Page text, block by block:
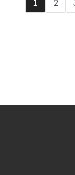
1 2